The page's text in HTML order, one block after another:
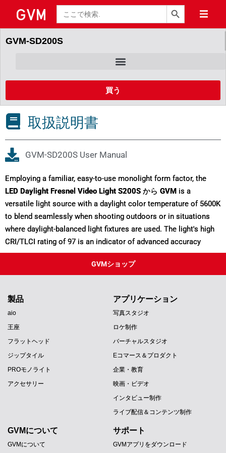
検
索
検索ボタン
GVM-SD200S
買う
取扱説明書
GVM-SD200S User Manual
Employing a familiar, easy-to-use monolight form factor, the
LED Daylight Fresnel Video Light S200S から GVM is a
versatile light source with a daylight color temperature of 5600K
to blend seamlessly when shooting outdoors or in situations
where daylight-balanced light fixtures are used. The light's high
CRI/TLCI rating of 97 is an indicator of advanced accuracy
GVMショップ
製品
aio
王座
フラットヘッド
ジップタイル
PROモノライト
アクセサリー
アプリケーション
写真スタジオ
ロケ制作
バーチャルスタジオ
Eコマース＆プロダクト
企業・教育
映画・ビデオ
インタビュー制作
ライブ配信＆コンテンツ制作
GVMについて
GVMについて
サポート
GVMアプリをダウンロード